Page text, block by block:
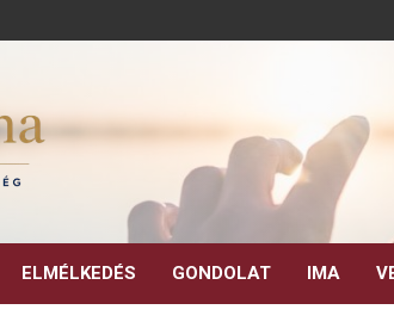
ELMÉLKEDÉS GONDOLAT IMA